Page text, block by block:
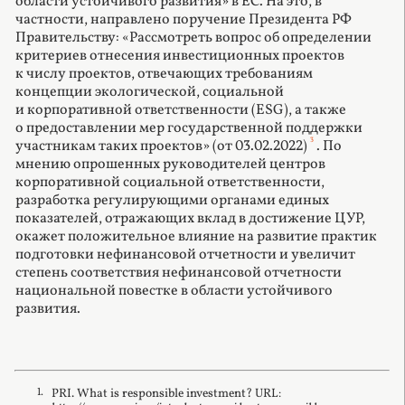
частности, направлено поручение Президента РФ
Правительству: «Рассмотреть вопрос об определении
критериев отнесения инвестиционных проектов
к числу проектов, отвечающих требованиям
концепции экологической, социальной
и корпоративной ответственности (ESG), а также
о предоставлении мер государственной поддержки
участникам таких проектов» (от 03.02.2022) 3 . По
мнению опрошенных руководителей центров
корпоративной социальной ответственности,
разработка регулирующими органами единых
показателей, отражающих вклад в достижение ЦУР,
окажет положительное влияние на развитие практик
подготовки нефинансовой отчетности и увеличит
степень соответствия нефинансовой отчетности
национальной повестке в области устойчивого
развития.
PRI. What is responsible investment? URL: